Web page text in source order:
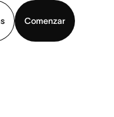
Comenzar